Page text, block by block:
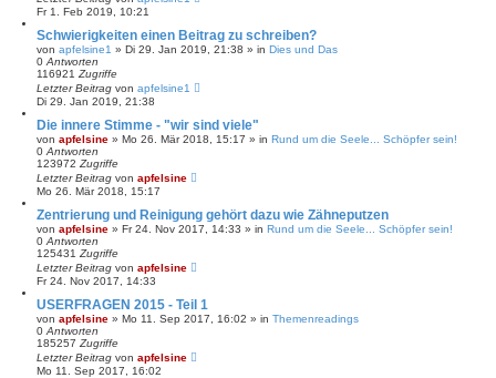
Fr 1. Feb 2019, 10:21
Schwierigkeiten einen Beitrag zu schreiben?
von apfelsine1 » Di 29. Jan 2019, 21:38 » in Dies und Das
0 Antworten
116921 Zugriffe
Letzter Beitrag von apfelsine1
Di 29. Jan 2019, 21:38
Die innere Stimme - "wir sind viele"
von apfelsine » Mo 26. Mär 2018, 15:17 » in Rund um die Seele... Schöpfer sein!
0 Antworten
123972 Zugriffe
Letzter Beitrag von apfelsine
Mo 26. Mär 2018, 15:17
Zentrierung und Reinigung gehört dazu wie Zähneputzen
von apfelsine » Fr 24. Nov 2017, 14:33 » in Rund um die Seele... Schöpfer sein!
0 Antworten
125431 Zugriffe
Letzter Beitrag von apfelsine
Fr 24. Nov 2017, 14:33
USERFRAGEN 2015 - Teil 1
von apfelsine » Mo 11. Sep 2017, 16:02 » in Themenreadings
0 Antworten
185257 Zugriffe
Letzter Beitrag von apfelsine
Mo 11. Sep 2017, 16:02